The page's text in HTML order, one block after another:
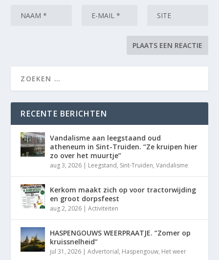
RECENTE BERICHTEN
Vandalisme aan leegstaand oud
atheneum in Sint-Truiden. “Ze kruipen hier
zo over het muurtje”
aug 3, 2026 | Leegstand, Sint-Truiden,Vandalisme
Kerkom maakt zich op voor tractorwijding
en groot dorpsfeest
aug 2, 2026 |Activiteiten
HASPENGOUWS WEERPRAATJE. “Zomer op
kruissnelheid”
jul 31, 2026 |Advertorial, Haspengouw, Het weer